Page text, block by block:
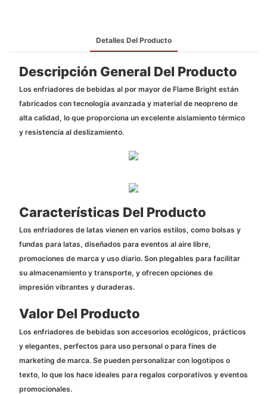
Detalles Del Producto
Descripción General Del Producto
Los enfriadores de bebidas al por mayor de Flame Bright están
fabricados con tecnología avanzada y material de neopreno de
alta calidad, lo que proporciona un excelente aislamiento térmico
y resistencia al deslizamiento.
Características Del Producto
Los enfriadores de latas vienen en varios estilos, como bolsas y
fundas para latas, diseñados para eventos al aire libre,
promociones de marca y uso diario. Son plegables para facilitar
su almacenamiento y transporte, y ofrecen opciones de
impresión vibrantes y duraderas.
Valor Del Producto
Los enfriadores de bebidas son accesorios ecológicos, prácticos
y elegantes, perfectos para uso personal o para fines de
marketing de marca. Se pueden personalizar con logotipos o
texto, lo que los hace ideales para regalos corporativos y eventos
promocionales.